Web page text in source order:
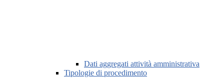
Dati aggregati attività amministrativa
Tipologie di procedimento